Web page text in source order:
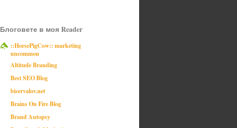
Блоговете в моя Reader
::HorsePigCow:: marketing
uncommon
Altitude Branding
Best SEO Blog
biservalov.net
Brains On Fire Blog
Brand Autopsy